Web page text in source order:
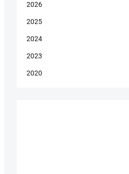
2026
2025
2024
2023
2020